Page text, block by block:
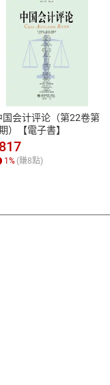
客服資訊
服務時間：週
13:00-17:00 (國
客服電話：
国会计评论（第22卷第
）【電子書】
817
1% (賺8點)